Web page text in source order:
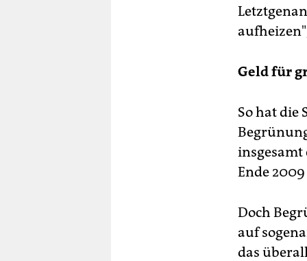
Geld für
So hat die
insgesamt
Ende
Doch
auf
das